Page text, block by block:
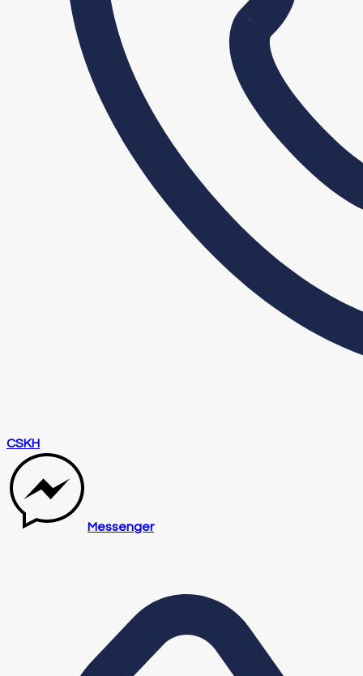
CSKH
Messenger